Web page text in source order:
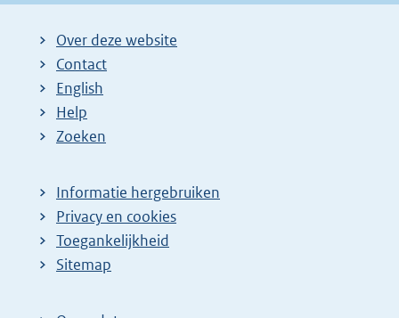
Over deze website
Contact
English
Help
Zoeken
Informatie hergebruiken
Privacy en cookies
Toegankelijkheid
Sitemap